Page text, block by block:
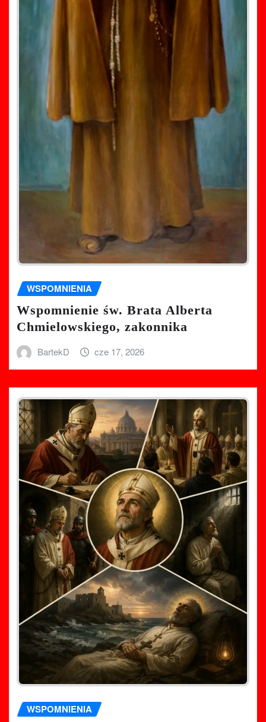
WSPOMNIENIA
Wspomnienie św. Brata Alberta
Chmielowskiego, zakonnika
BartekD cze 17, 2026
WSPOMNIENIA